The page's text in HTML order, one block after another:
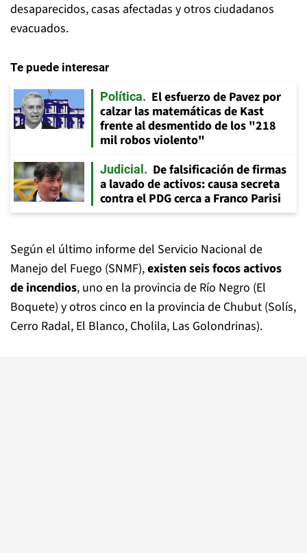
desaparecidos, casas afectadas y otros ciudadanos
evacuados.
Te puede interesar
Política
El esfuerzo de Pavez por
calzar las matemáticas de Kast
frente al desmentido de los "218
mil robos violento"
Judicial
De falsificación de firmas
a lavado de activos: causa secreta
contra el PDG cerca a Franco Parisi
Según el último informe del Servicio Nacional de
Manejo del Fuego (SNMF),existen seis focos activos
de incendios, uno en la provincia de Río Negro (El
Boquete) y otros cinco en la provincia de Chubut (Solís,
Cerro Radal, El Blanco, Cholila, Las Golondrinas).